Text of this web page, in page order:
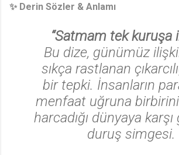
✨ Derin Sözler & Anlamı
“Satmam tek kuruşa
Bu dize, günümüz
sıkça rastlanan
bir tepki. İnsanların
menfaat uğruna
harcadığı dünyaya
duruş simgesi.